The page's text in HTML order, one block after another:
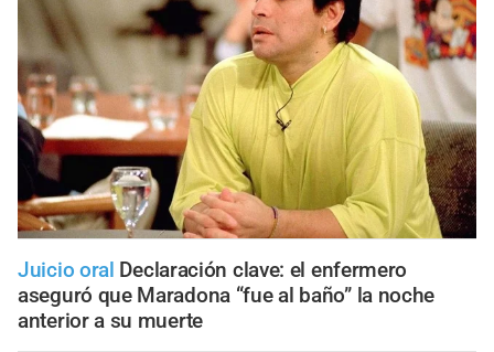
Juicio oral Declaración clave: el enfermero
aseguró que Maradona “fue al baño” la noche
anterior a su muerte